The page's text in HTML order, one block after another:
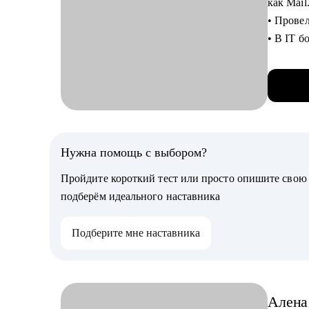
•
работы
Кому
как
•
• В IT
•
• Пишу
Нужна помощь с выбором?
Пройдите короткий тест или просто опишите
подберём идеального наставника
Подберите мне наставника
Алена